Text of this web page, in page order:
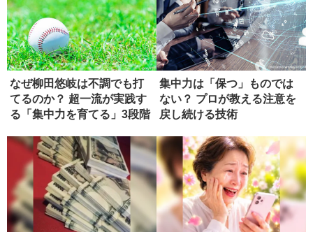
なぜ柳田悠岐は不調でも打
てるのか？ 超一流が実践す
る「集中力を育てる」3段階
集中力は「保つ」ものでは
ない？ プロが教える注意を
戻し続ける技術